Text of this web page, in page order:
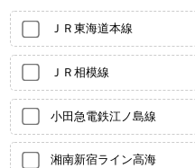
ＪＲ東海道本線
ＪＲ相模線
小田急電鉄江ノ島線
湘南新宿ライン高海